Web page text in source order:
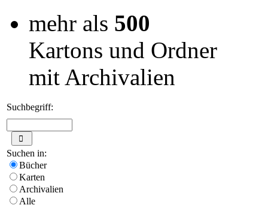
mehr als 500
Kartons und Ordner
mit Archivalien
Suchbegriff:
Suchen in:
Bücher
Karten
Archivalien
Alle